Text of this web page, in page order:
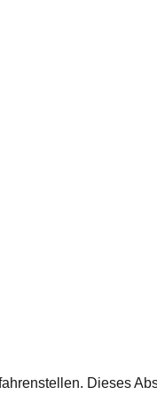
Dieses